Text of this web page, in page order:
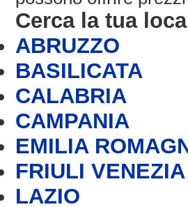
Cerca la tua
ABRUZZO
BASILICATA
CALABRIA
CAMPANIA
EMILIA
FRIULI
LAZIO